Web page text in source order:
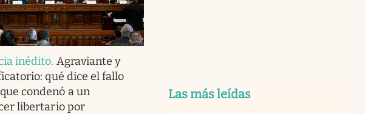
inédito. Agraviante y
qué dice el fallo
condenó a un
libertario por
Las más leídas